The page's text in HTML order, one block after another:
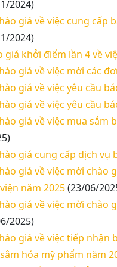
2024)
giá về việc cung cấp
2024)
giá khởi điểm lần 4 về
giá về việc mời các
giá về việc yêu cầu
giá về việc yêu cầu
giá về việc mua sắm
giá cung cấp dịch vụ
giá về việc mời chào
năm 2025(23/06/
giá về việc mời chào
2025)
giá về việc tiếp
hóa mỹ phẩm năm